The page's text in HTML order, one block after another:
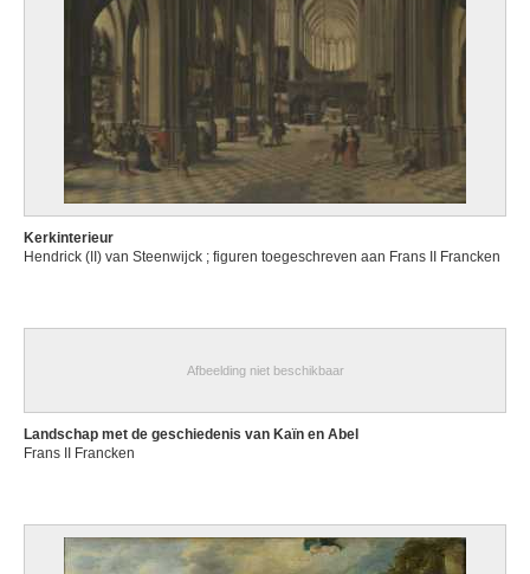
Kerkinterieur
Hendrick (II) van Steenwijck ; figuren toegeschreven aan Frans II Francken
Afbeelding niet beschikbaar
Landschap met de geschiedenis van Kaïn en Abel
Frans II Francken